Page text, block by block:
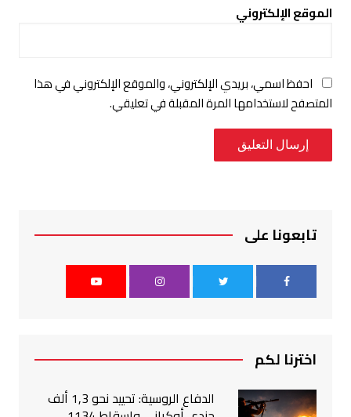
الموقع الإلكتروني
احفظ اسمي، بريدي الإلكتروني، والموقع الإلكتروني في هذا
المتصفح لاستخدامها المرة المقبلة في تعليقي.
تابعونا على
اخترنا لكم
الدفاع الروسية: تحييد نحو 1,3 ألف